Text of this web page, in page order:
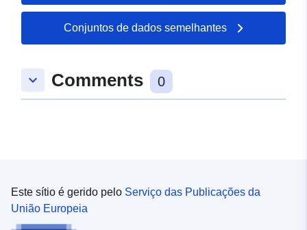
Conjuntos de dados semelhantes
keyboard_arrow_down Comments 0
Este sítio é gerido pelo Serviço das Publicações da
União Europeia